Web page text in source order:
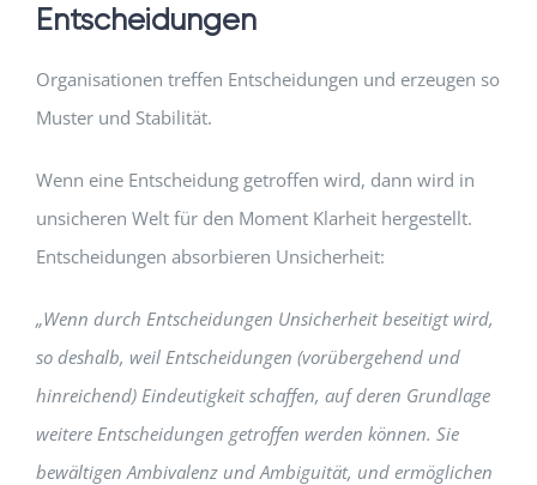
Entscheidungen
Organisationen treffen Entscheidungen und erzeugen so
Muster und Stabilität.
Wenn eine Entscheidung getroffen wird, dann wird in
unsicheren Welt für den Moment Klarheit hergestellt.
Entscheidungen absorbieren Unsicherheit:
„Wenn durch Entscheidungen Unsicherheit beseitigt wird,
so deshalb, weil Entscheidungen (vorübergehend und
hinreichend) Eindeutigkeit schaffen, auf deren Grundlage
weitere Entscheidungen getroffen werden können. Sie
bewältigen Ambivalenz und Ambiguität, und ermöglichen